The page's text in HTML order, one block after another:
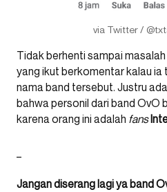
via Twitter /
Tidak berhenti sampai
yang ikut berkomentar kalau ia
nama band tersebut. Justru
bahwa personil dari band OvO
karena orang ini adalah fans
Jangan diserang lagi ya band